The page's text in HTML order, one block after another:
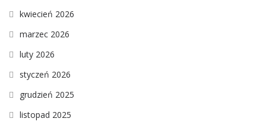
kwiecień 2026
marzec 2026
luty 2026
styczeń 2026
grudzień 2025
listopad 2025